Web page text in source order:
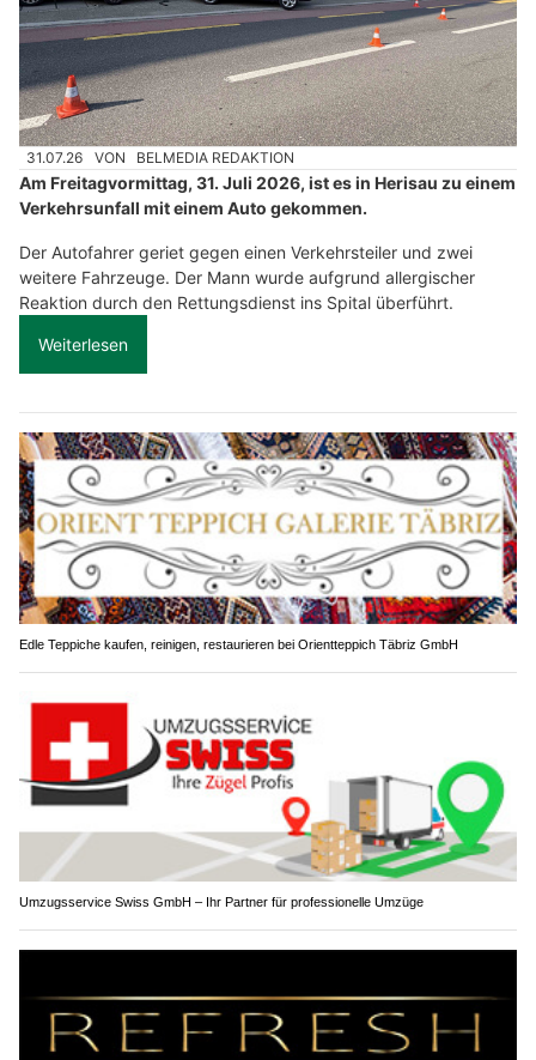
31.07.26 VON BELMEDIA REDAKTION
Am Freitagvormittag, 31. Juli 2026, ist es in Herisau zu einem
Verkehrsunfall mit einem Auto gekommen.
Der Autofahrer geriet gegen einen Verkehrsteiler und zwei
weitere Fahrzeuge. Der Mann wurde aufgrund allergischer
Reaktion durch den Rettungsdienst ins Spital überführt.
Weiterlesen
Edle Teppiche kaufen, reinigen, restaurieren bei Orientteppich Täbriz GmbH
Umzugsservice Swiss GmbH – Ihr Partner für professionelle Umzüge